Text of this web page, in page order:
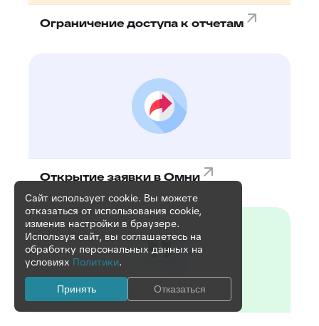
Ограничение доступа к отчетам
Открытие заявки в Омни
Сайт использует cookie. Вы можете
отказаться от использования cookie,
изменив настройки в браузере.
Используя сайт, вы соглашаетесь на
обработку персональных данных на
условиях Политики.
Принять Отказаться